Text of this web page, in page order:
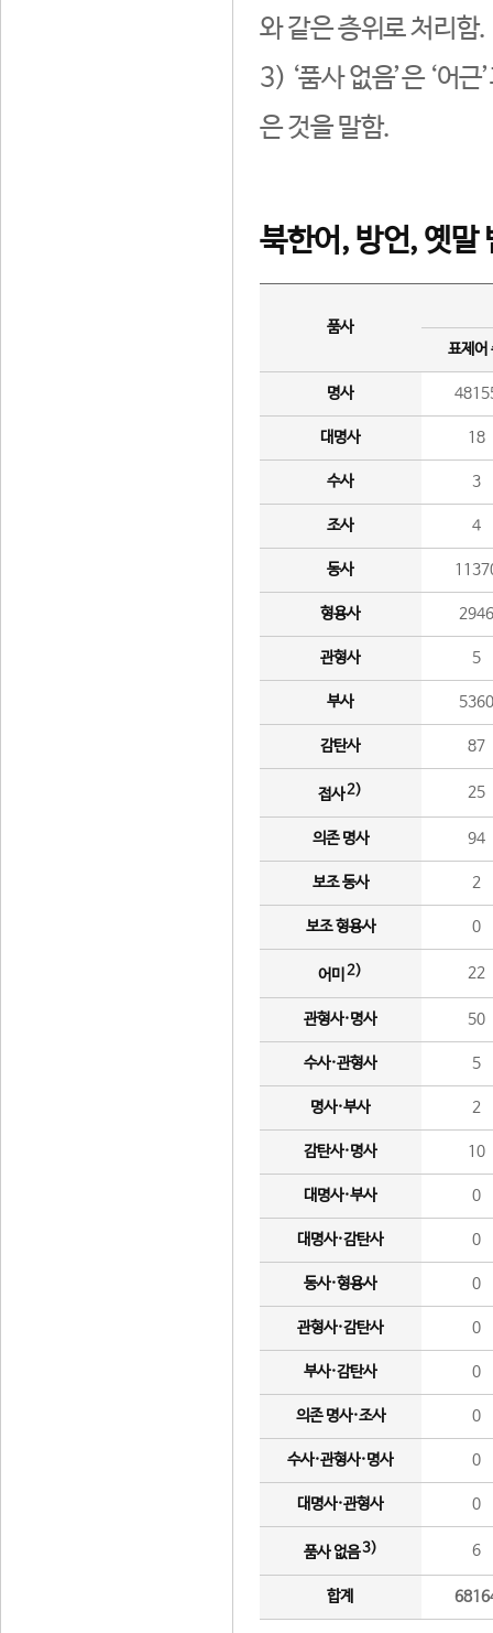
와 같은 층위로 처리함.
3) ‘품사 없음’은 ‘어
은 것을 말함.
북한어, 방언, 옛말
품사
표제어
명사
대명사 18
수사 3
조사 4
동사
형용사 2946
관형사 5
부사 5360
감탄사 87
접사2) 25
의존 명사 94
보조 동사 2
보조 형용사 0
어미 2) 22
관형사·명사 50
수사·관형사 5
명사·부사 2
감탄사·명사 10
대명사·부사 0
대명사·감탄사 0
동사·형용사 0
관형사·감탄사 0
부사·감탄사 0
의존 명사·조사 0
수사·관형사·명사 0
대명사·관형사 0
품사 없음3) 6
합계